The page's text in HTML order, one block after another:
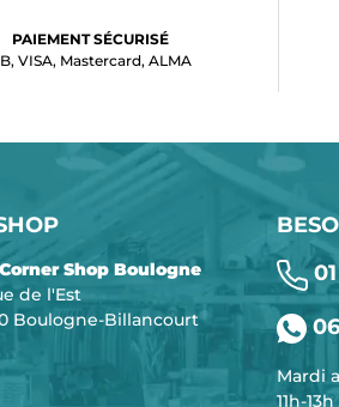
PAIEMENT SÉCURISÉ
VISA, Mastercard, ALMA
Shop Boulogne
de l'Est
Boulogne-Billancourt
01
Mardi
11h-